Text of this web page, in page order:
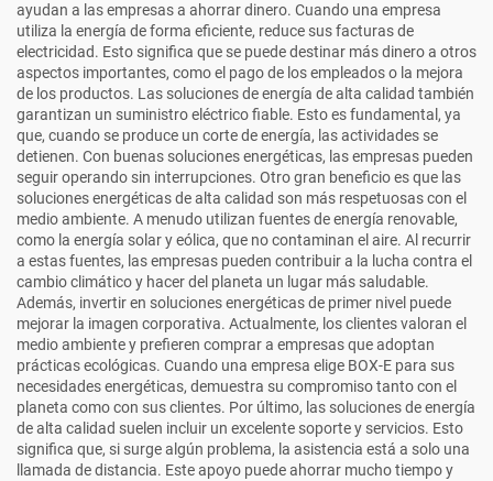
ayudan a las empresas a ahorrar dinero. Cuando una empresa
utiliza la energía de forma eficiente, reduce sus facturas de
electricidad. Esto significa que se puede destinar más dinero a otros
aspectos importantes, como el pago de los empleados o la mejora
de los productos. Las soluciones de energía de alta calidad también
garantizan un suministro eléctrico fiable. Esto es fundamental, ya
que, cuando se produce un corte de energía, las actividades se
detienen. Con buenas soluciones energéticas, las empresas pueden
seguir operando sin interrupciones. Otro gran beneficio es que las
soluciones energéticas de alta calidad son más respetuosas con el
medio ambiente. A menudo utilizan fuentes de energía renovable,
como la energía solar y eólica, que no contaminan el aire. Al recurrir
a estas fuentes, las empresas pueden contribuir a la lucha contra el
cambio climático y hacer del planeta un lugar más saludable.
Además, invertir en soluciones energéticas de primer nivel puede
mejorar la imagen corporativa. Actualmente, los clientes valoran el
medio ambiente y prefieren comprar a empresas que adoptan
prácticas ecológicas. Cuando una empresa elige BOX-E para sus
necesidades energéticas, demuestra su compromiso tanto con el
planeta como con sus clientes. Por último, las soluciones de energía
de alta calidad suelen incluir un excelente soporte y servicios. Esto
significa que, si surge algún problema, la asistencia está a solo una
llamada de distancia. Este apoyo puede ahorrar mucho tiempo y